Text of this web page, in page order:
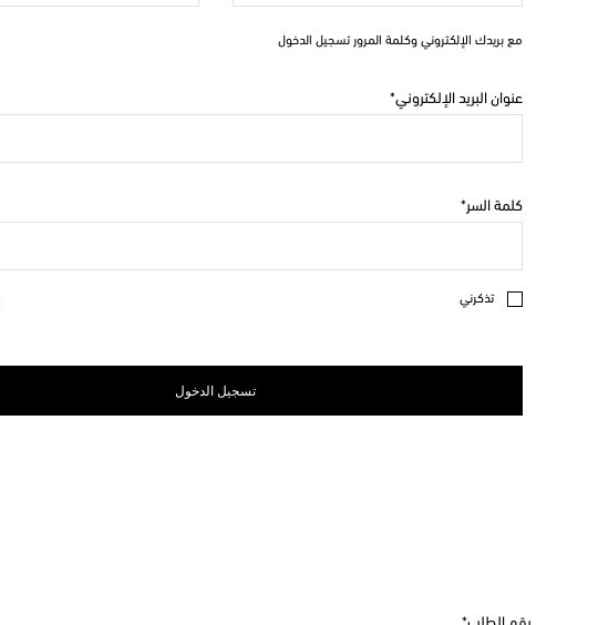
مع بريدك الإلكتروني وكلمة المرور تسجيل الدخول
عنوان البريد الإلكتروني
كلمة السر
تذكرني
تسجيل الدخول